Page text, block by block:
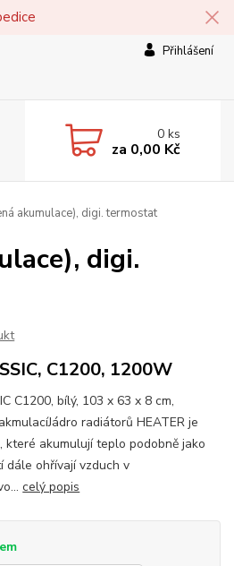
Přihlášení
0 ks
za 0,00 Kč
akumulace), digi. termostat
digi.
C1200, 1200W
C1200, bílý, 103 x 63 x 8 cm,
radiátorů HEATER je
akumulují teplo podobně jako
dále ohřívají vzduch v
celý popis